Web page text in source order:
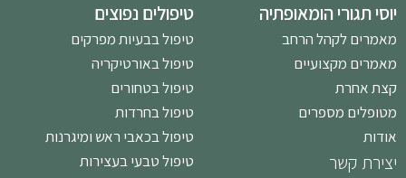
יוסי תגורי הומאופתיה
מאמרים לקהל הרחב
מאמרים מקצועיים
קצת אחרת
מטופלים מספרים
אודות
יצירת קשר
טיפולים נפוצים
טיפול בבעיות מפרקים
טיפול באורטיקריה
טיפול בטחורים
טיפול בחרדות
טיפול בכאבי ראש ומיגרנות
טיפול טבעי בעצירות